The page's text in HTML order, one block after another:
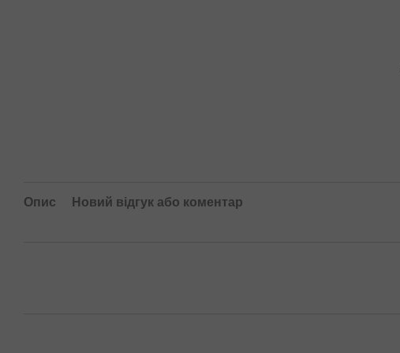
Опис Новий відгук або коментар